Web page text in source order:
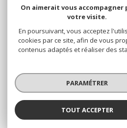
© 2026 | Tous droits
Nos honoraires
Nos
On aimerait vous accompagner
votre visite.
En poursuivant, vous acceptez
cookies par ce site, afin de vous
contenus adaptés et réaliser des
PARAMÉTRER
TOUT ACCEPTER